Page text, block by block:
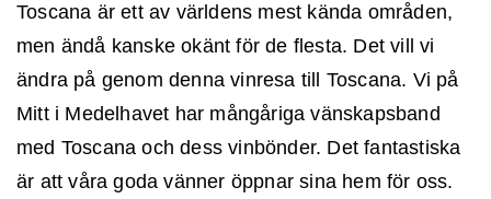
Toscana är ett av världens mest kända områden,
men ändå kanske okänt för de flesta. Det vill vi
ändra på genom denna vinresa till Toscana. Vi på
Mitt i Medelhavet har mångåriga vänskapsband
med Toscana och dess vinbönder. Det fantastiska
är att våra goda vänner öppnar sina hem för oss.